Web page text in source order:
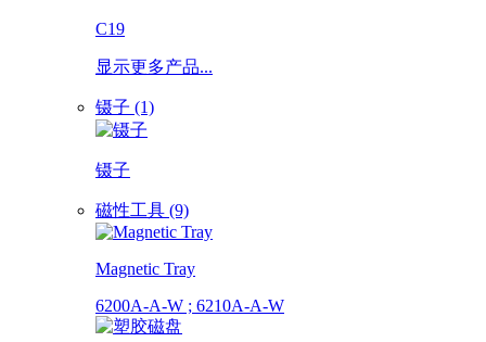
C19
显示更多产品...
镊子 (1)
镊子
磁性工具 (9)
Magnetic Tray
6200A-A-W ; 6210A-A-W